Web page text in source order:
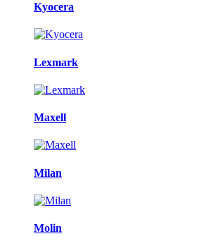
Kyocera
Lexmark
Maxell
Milan
Molin